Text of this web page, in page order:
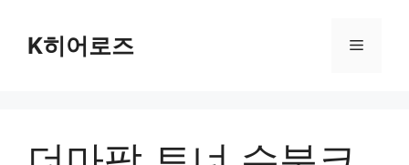
contentK히어로즈 Menu